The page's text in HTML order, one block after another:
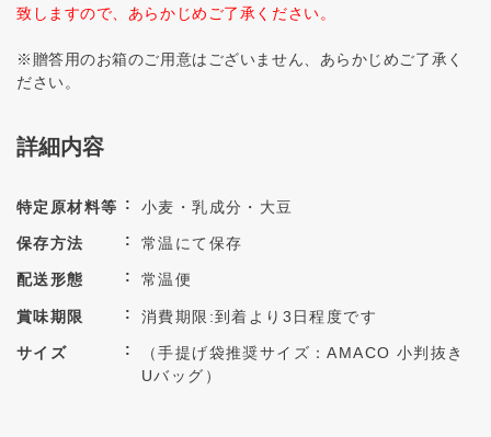
致しますので、あらかじめご了承ください。
※贈答用のお箱のご用意はございません、あらかじめご了承く
ださい。
詳細内容
特定原材料等 小麦・乳成分・大豆
保存方法 常温にて保存
配送形態 常温便
賞味期限 消費期限:到着より3日程度です
サイズ
（手提げ袋推奨サイズ：AMACO 小判抜き
Uバッグ）